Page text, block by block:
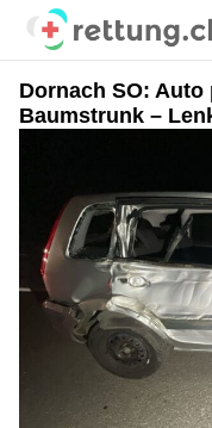
Dornach SO:
Baumstrunk –